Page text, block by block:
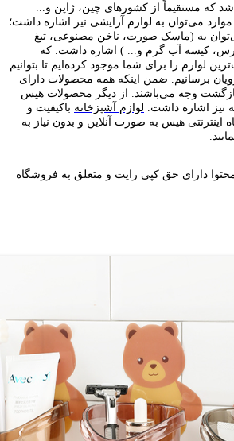
که مستقیماً از کشور‌های چین، ژاپن و...
می‌توان به لوازم آرایشی نیز اشاره داشت؛
به (ماسک صورت، ناخن مصنوعی، تیغ
کیسه آب گرم و... ) اشاره داشت. که
لوازم را برای شما موجود کرده‌ایم تا بتوانیم
رویان برسانیم. ضمن اینکه همه محصولات دارای
بازگشت وجه می‌باشند. از دیگر محصولات هیس
نیز اشاره داشت. لوازم آشپزخانه باکیفیت و
اینترنتی هیس به صورت آنلاین و بدون نیاز به
دارای حق کپی رایت و متعلق به فروشگاه